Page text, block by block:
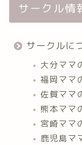
サークル情
サークルに
大分ママ
福岡ママ
佐賀ママ
熊本ママ
宮崎ママ
鹿児島マ